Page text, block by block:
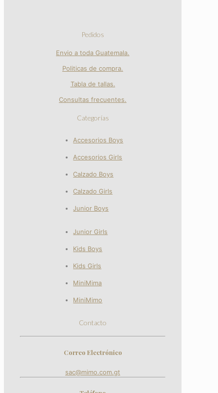
Pedidos
Envio a toda Guatemala.
Politicas de compra.
Tabla de tallas.
Consultas frecuentes.
Categorías
Accesorios Boys
Accesorios Girls
Calzado Boys
Calzado Girls
Junior Boys
Junior Girls
Kids Boys
Kids Girls
MiniMima
MiniMimo
Contacto
Correo Electrónico
sac@mimo.com.gt